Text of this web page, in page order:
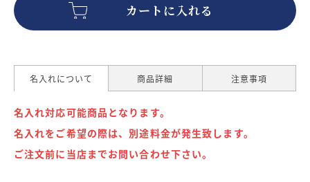
カートに入れる
名入れについて 商品詳細 注意事項
名入れ対応可能商品となります。
名入れをご希望の際は、別途料金が発生致します。
ご注文前に当店までお問い合わせ下さい。